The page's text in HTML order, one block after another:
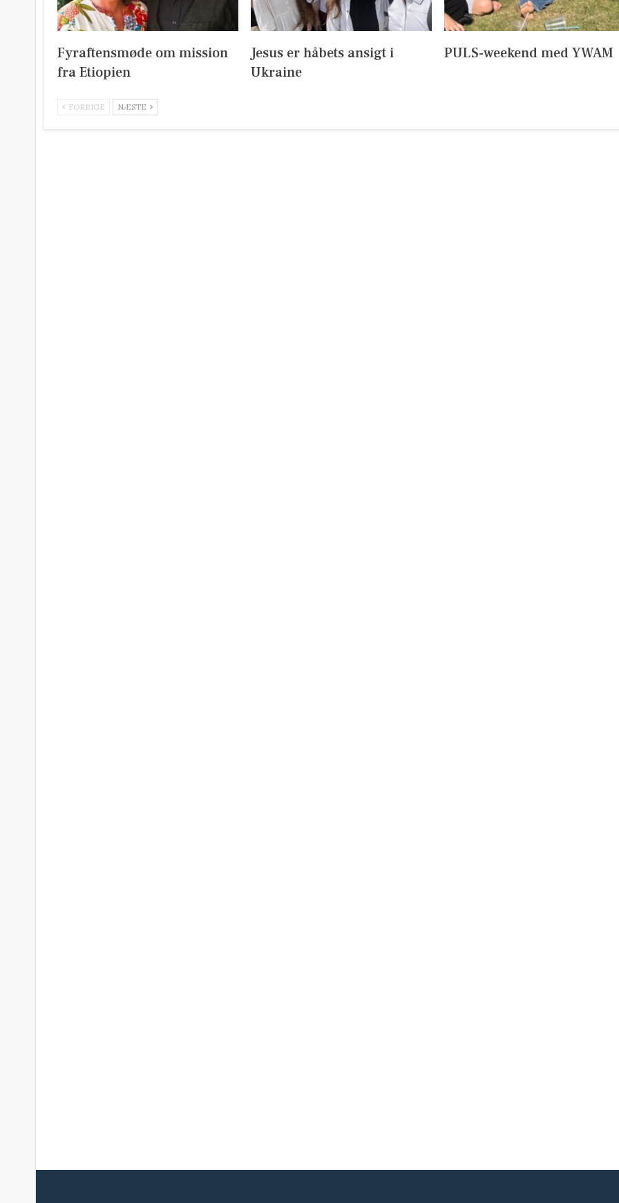
Fyraftensmøde om mission
fra Etiopien
Jesus er håbets ansigt i
Ukraine
PULS-weekend med YWAM
FORRIGE NÆSTE